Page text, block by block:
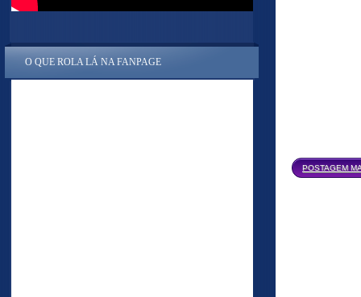
POSTAGEM
O QUE ROLA LÁ NA FANPAGE